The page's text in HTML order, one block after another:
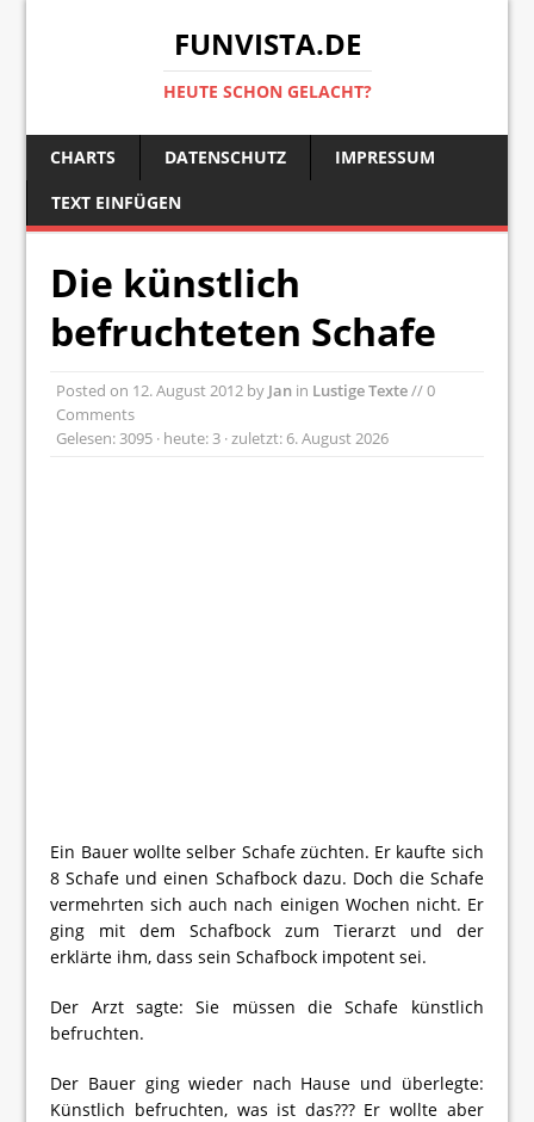
FUNVISTA.DE
HEUTE SCHON GELACHT?
CHARTS DATENSCHUTZ
IMPRESSUM
TEXT EINFÜGEN
Die künstlich
befruchteten Schafe
Posted on 12. August 2012 by Jan in Lustige Texte// 0
Comments
Gelesen: 3095 · heute: 3 · zuletzt: 6. August 2026
Ein Bauer wollte selber Schafe züchten. Er kaufte sich
8 Schafe und einen Schafbock dazu. Doch die Schafe
vermehrten sich auch nach einigen Wochen nicht. Er
ging mit dem Schafbock zum Tierarzt und der
erklärte ihm, dass sein Schafbock impotent sei.
Der Arzt sagte: Sie müssen die Schafe künstlich
befruchten.
Der Bauer ging wieder nach Hause und überlegte:
Künstlich befruchten, was ist das??? Er wollte aber